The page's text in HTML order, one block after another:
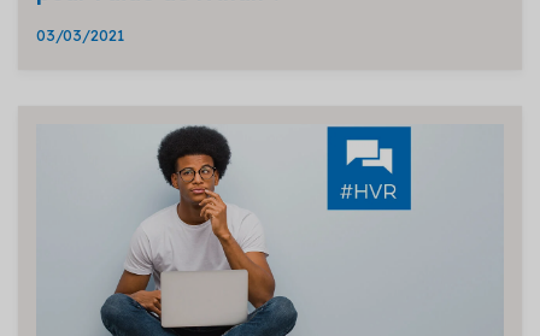
03/03/2021